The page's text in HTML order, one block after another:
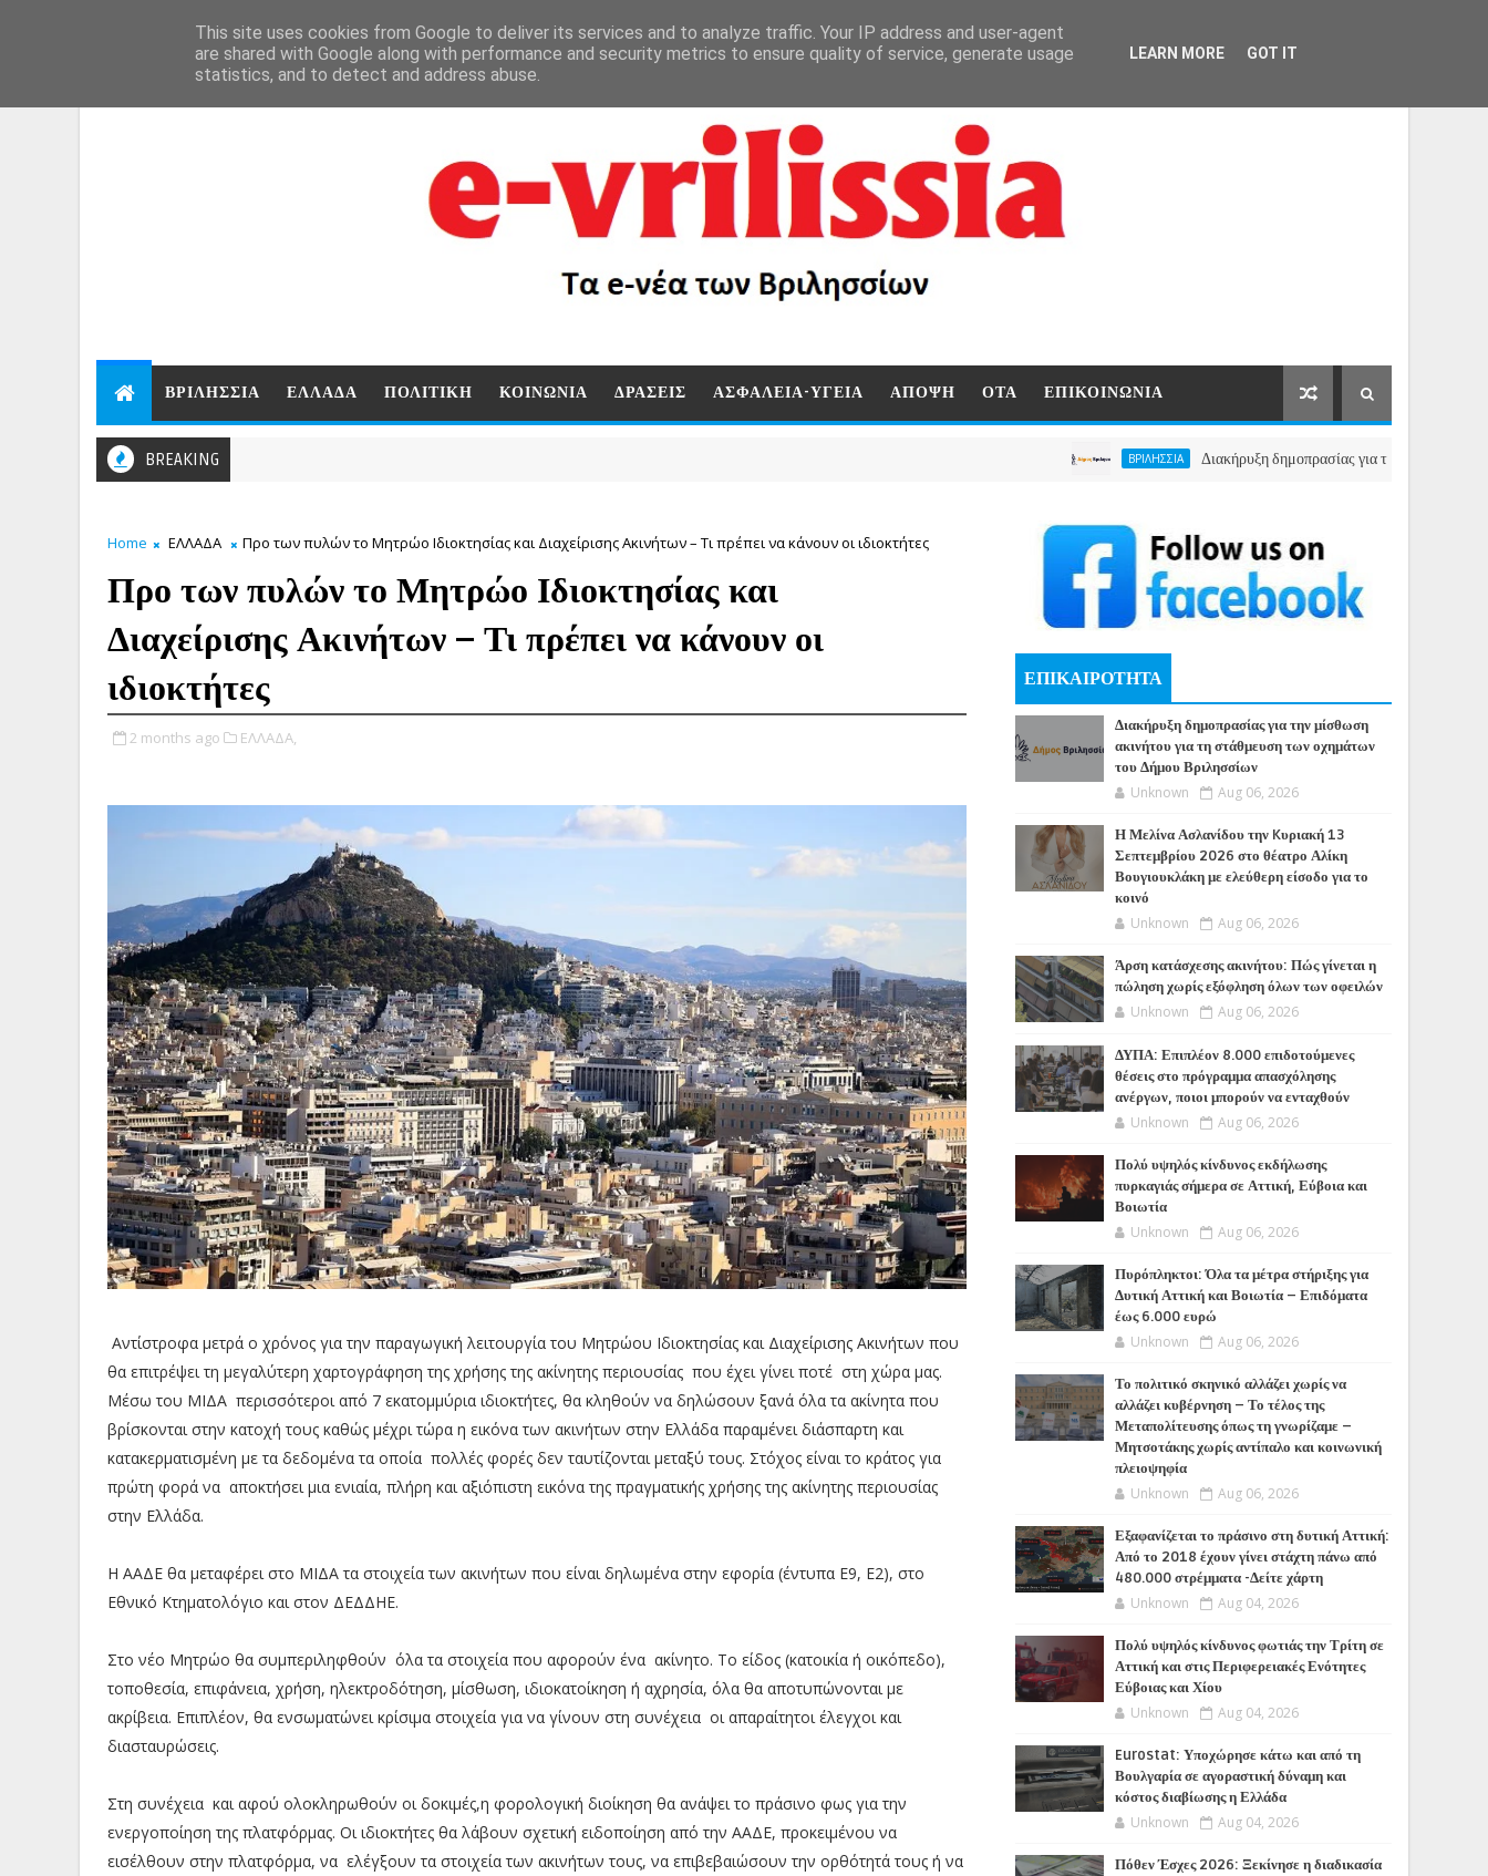
ΒΡΙΛΗΣΣΙΑ ΕΛΛΑΔΑ ΠΟΛΙΤΙΚΗ ΚΟΙΝΩΝΙΑ ΔΡΑΣΕΙΣ ΑΣΦΑΛΕΙΑ-ΥΓΕΙΑ ΑΠΟΨΗ ΟΤΑ ΕΠΙΚΟΙΝΩΝΙΑ
BREAKING ΒΡΙΛΗΣΣΙΑ Διακήρυξη δημοπρασίας για την μίσθωση ακινήτου
Home ΕΛΛΑΔΑ Προ των πυλών το Μητρώο Ιδιοκτησίας και Διαχείρισης Ακινήτων – Τι πρέπει να κάνουν οι ιδιοκτήτες
Προ των πυλών το Μητρώο Ιδιοκτησίας και
Διαχείρισης Ακινήτων – Τι πρέπει να κάνουν οι
ιδιοκτήτες
2 months ago ΕΛΛΑΔΑ,
Αντίστροφα μετρά ο χρόνος για την παραγωγική λειτουργία του Μητρώου Ιδιοκτησίας και Διαχείρισης Ακινήτων που
θα επιτρέψει τη μεγαλύτερη χαρτογράφηση της χρήσης της ακίνητης περιουσίας που έχει γίνει ποτέ στη χώρα μας.
Μέσω του ΜΙΔΑ περισσότεροι από 7 εκατομμύρια ιδιοκτήτες, θα κληθούν να δηλώσουν ξανά όλα τα ακίνητα που
βρίσκονται στην κατοχή τους καθώς μέχρι τώρα η εικόνα των ακινήτων στην Ελλάδα παραμένει διάσπαρτη και
κατακερματισμένη με τα δεδομένα τα οποία πολλές φορές δεν ταυτίζονται μεταξύ τους. Στόχος είναι το κράτος για
πρώτη φορά να αποκτήσει μια ενιαία, πλήρη και αξιόπιστη εικόνα της πραγματικής χρήσης της ακίνητης περιουσίας
στην Ελλάδα.
Η ΑΑΔΕ θα μεταφέρει στο ΜΙΔΑ τα στοιχεία των ακινήτων που είναι δηλωμένα στην εφορία (έντυπα Ε9, Ε2), στο
Εθνικό Κτηματολόγιο και στον ΔΕΔΔΗΕ.
Στο νέο Μητρώο θα συμπεριληφθούν όλα τα στοιχεία που αφορούν ένα ακίνητο. Το είδος (κατοικία ή οικόπεδο),
τοποθεσία, επιφάνεια, χρήση, ηλεκτροδότηση, μίσθωση, ιδιοκατοίκηση ή αχρησία, όλα θα αποτυπώνονται με
ακρίβεια. Επιπλέον, θα ενσωματώνει κρίσιμα στοιχεία για να γίνουν στη συνέχεια οι απαραίτητοι έλεγχοι και
διασταυρώσεις.
Στη συνέχεια και αφού ολοκληρωθούν οι δοκιμές,η φορολογική διοίκηση θα ανάψει το πράσινο φως για την
ενεργοποίηση της πλατφόρμας. Οι ιδιοκτήτες θα λάβουν σχετική ειδοποίηση από την ΑΑΔΕ, προκειμένου να
εισέλθουν στην πλατφόρμα, να ελέγξουν τα στοιχεία των ακινήτων τους, να επιβεβαιώσουν την ορθότητά τους ή να
ΕΠΙΚΑΙΡΟΤΗΤΑ
Διακήρυξη δημοπρασίας για την μίσθωση
ακινήτου για τη στάθμευση των οχημάτων
του Δήμου Βριλησσίων
Unknown Aug 06, 2026
Η Μελίνα Ασλανίδου την Kυριακή 13
Σεπτεμβρίου 2026 στο θέατρο Αλίκη
Βουγιουκλάκη με ελεύθερη είσοδο για το
κοινό
Unknown Aug 06, 2026
Άρση κατάσχεσης ακινήτου: Πώς γίνεται η
πώληση χωρίς εξόφληση όλων των οφειλών
Unknown Aug 06, 2026
ΔΥΠΑ: Επιπλέον 8.000 επιδοτούμενες
θέσεις στο πρόγραμμα απασχόλησης
ανέργων, ποιοι μπορούν να ενταχθούν
Unknown Aug 06, 2026
Πολύ υψηλός κίνδυνος εκδήλωσης
πυρκαγιάς σήμερα σε Αττική, Εύβοια και
Βοιωτία
Unknown Aug 06, 2026
Πυρόπληκτοι: Όλα τα μέτρα στήριξης για
Δυτική Αττική και Βοιωτία – Επιδόματα
έως 6.000 ευρώ
Unknown Aug 06, 2026
Το πολιτικό σκηνικό αλλάζει χωρίς να
αλλάζει κυβέρνηση – Το τέλος της
Μεταπολίτευσης όπως τη γνωρίζαμε –
Μητσοτάκης χωρίς αντίπαλο και κοινωνική
πλειοψηφία
Unknown Aug 06, 2026
Εξαφανίζεται το πράσινο στη δυτική Αττική:
Από το 2018 έχουν γίνει στάχτη πάνω από
480.000 στρέμματα -Δείτε χάρτη
Unknown Aug 04, 2026
Πολύ υψηλός κίνδυνος φωτιάς την Τρίτη σε
Αττική και στις Περιφερειακές Ενότητες
Εύβοιας και Χίου
Unknown Aug 04, 2026
Eurostat: Υποχώρησε κάτω και από τη
Βουλγαρία σε αγοραστική δύναμη και
κόστος διαβίωσης η Ελλάδα
Unknown Aug 04, 2026
Πόθεν Έσχες 2026: Ξεκίνησε η διαδικασία
This site uses cookies from Google to deliver its services and to analyze traffic. Your IP address and user-agent
are shared with Google along with performance and security metrics to ensure quality of service, generate usage
statistics, and to detect and address abuse.
LEARN MORE GOT IT